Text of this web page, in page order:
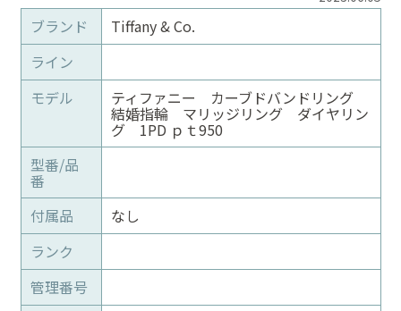
ブランド
Tiffany & Co.
ライン
モデル
ティファニー カーブドバンドリング
結婚指輪 マリッジリング ダイヤリン
グ 1PD ｐｔ950
型番/品
番
付属品
なし
ランク
管理番号